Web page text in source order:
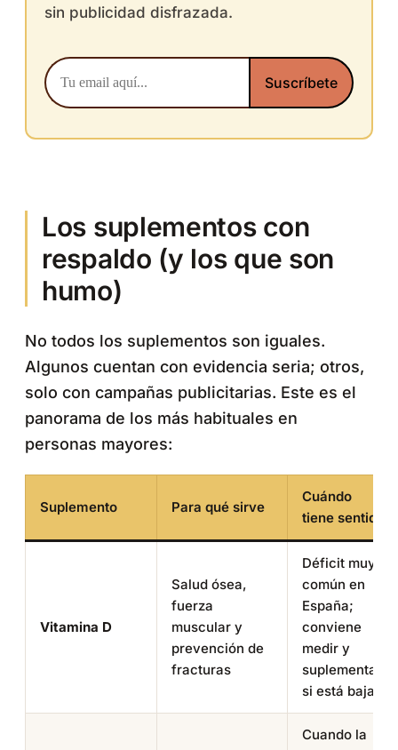
sin publicidad disfrazada.
Los suplementos con
respaldo (y los que son
humo)
No todos los suplementos son iguales.
Algunos cuentan con evidencia seria; otros,
solo con campañas publicitarias. Este es el
panorama de los más habituales en
personas mayores:
Suplemento Para qué sirve
Cuándo
tiene sentido
Vitamina D
Salud ósea,
fuerza
muscular y
prevención de
fracturas
Déficit muy
común en
España;
conviene
medir y
suplementar
si está baja
Cuando la